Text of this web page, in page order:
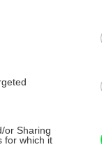
or Sharing
for which it